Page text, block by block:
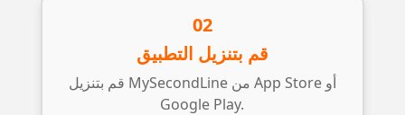
02
قم بتنزيل التطبيق
قم بتنزيل MySecondLine من App Store أو
Google Play.